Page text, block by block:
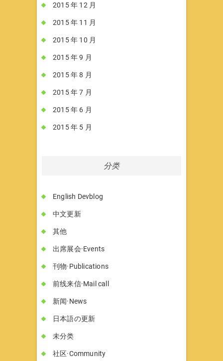
2015 年 12 月
2015 年 11 月
2015 年 10 月
2015 年 9 月
2015 年 8 月
2015 年 7 月
2015 年 6 月
2015 年 5 月
分类
English Devblog
中文更新
其他
出席展会·Events
刊物·Publications
前线来信·Mail call
新闻·News
日本語の更新
未分类
社区·Community